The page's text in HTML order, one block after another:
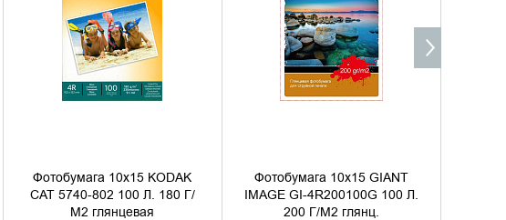
Фотобумага 10х15 KODAK
CAT 5740-802 100 Л. 180 Г/
М2 глянцевая
Фотобумага 10х15 GIANT
IMAGE GI-4R200100G 100 Л.
200 Г/М2 глянц.